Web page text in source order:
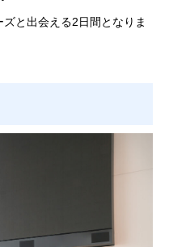
と出会える2日間となりま